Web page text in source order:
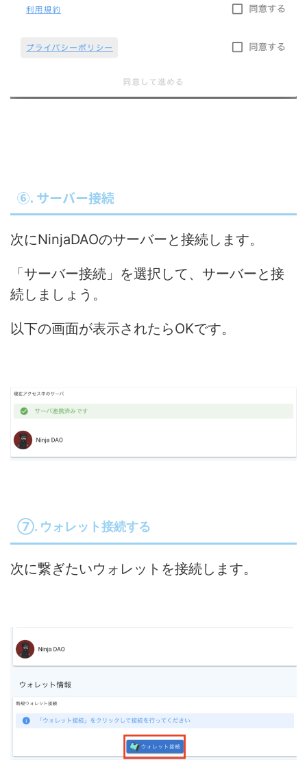
⑥. サーバー接続
次にNinjaDAOのサーバーと接続します。
「サーバー接続」を選択して、サーバーと接
続しましょう。
以下の画面が表示されたらOKです。
⑦. ウォレット接続する
次に繋ぎたいウォレットを接続します。